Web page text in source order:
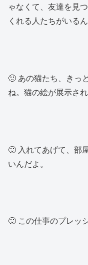
ゃなくて、友達を見
くれる人たちがいる
🙂 あの猫たち、きっ
ね。猫の絵が展示さ
🙂 入れてあげて、部
いんだよ。
🙂 この仕事のプレッ